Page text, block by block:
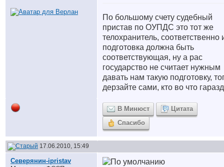
По большому счету судебный
пристав по ОУПДС это тот же
телохранитель, соответственно
подготовка должна быть
соответствующая, ну а рас
государство не считает нужным
давать нам такую подготовку,
дерзайте сами, кто во что
В Минюст
Цитата
Спасибо
17.06.2010, 15:49
Северянин-ipristav